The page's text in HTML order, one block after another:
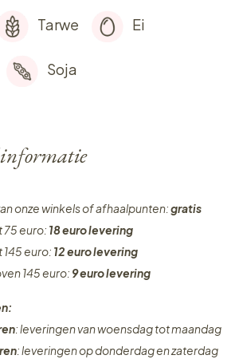
Tarwe Ei
Soja
onze winkels of afhaalpunten:gratis
75 euro: 18 euro levering
euro: 12 euro levering
145 euro: 9 euro levering
: leveringen van woensdag tot maandag
: leveringen op donderdag en zaterdag